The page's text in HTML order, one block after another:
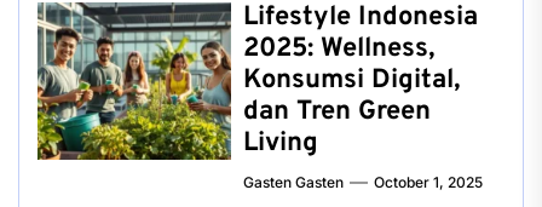
Lifestyle Indonesia
2025: Wellness,
Konsumsi Digital,
dan Tren Green
Living
Gasten Gasten October 1, 2025